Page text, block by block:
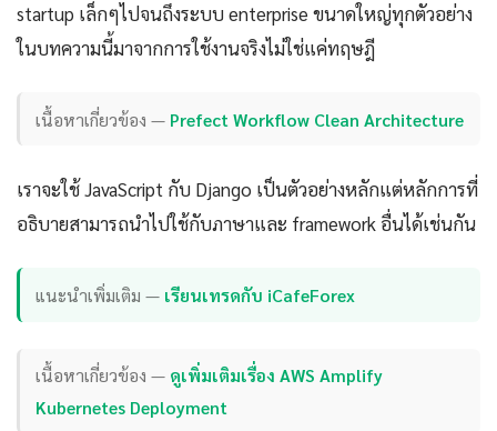
startup เล็กๆไปจนถึงระบบ enterprise ขนาดใหญ่ทุกตัวอย่าง
ในบทความนี้มาจากการใช้งานจริงไม่ใช่แค่ทฤษฎี
เนื้อหาเกี่ยวข้อง — Prefect Workflow Clean Architecture
เราจะใช้ JavaScript กับ Django เป็นตัวอย่างหลักแต่หลักการที่
อธิบายสามารถนำไปใช้กับภาษาและ framework อื่นได้เช่นกัน
แนะนำเพิ่มเติม — เรียนเทรดกับ iCafeForex
เนื้อหาเกี่ยวข้อง — ดูเพิ่มเติมเรื่อง AWS Amplify
Kubernetes Deployment